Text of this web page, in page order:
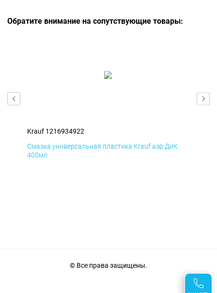
Обратите внимание на сопутствующие товары:
Krauf 1216934922
Смазка универсальная пластика Krauf аэр ДиК
400мл
© Все права защищены.